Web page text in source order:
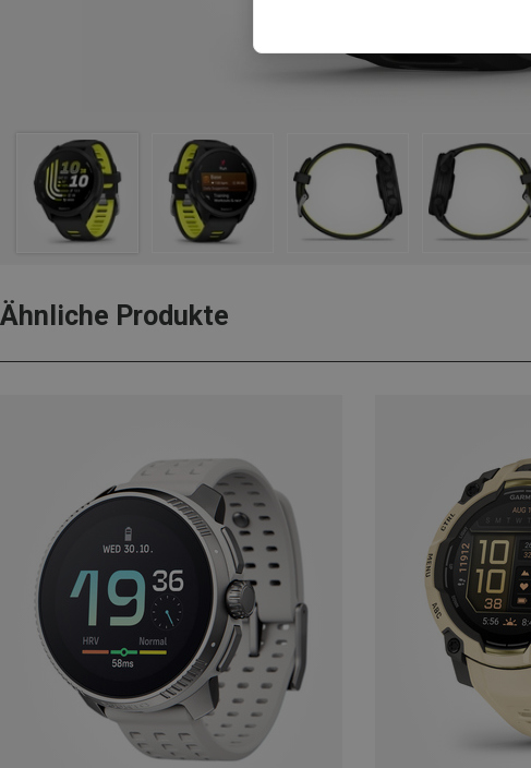
Ähnliche Produkte